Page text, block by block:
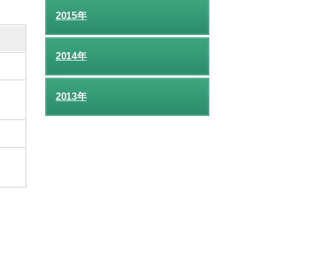
2015年
2014年
2013年